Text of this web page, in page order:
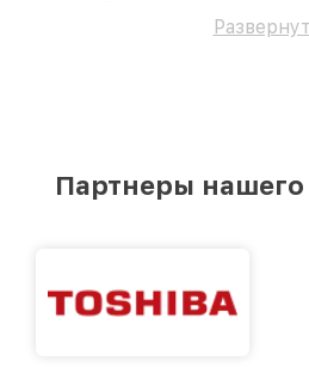
Партнеры